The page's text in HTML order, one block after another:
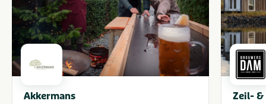
Akkermans Zeil-